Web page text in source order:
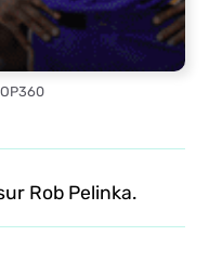
Rob Pelinka.